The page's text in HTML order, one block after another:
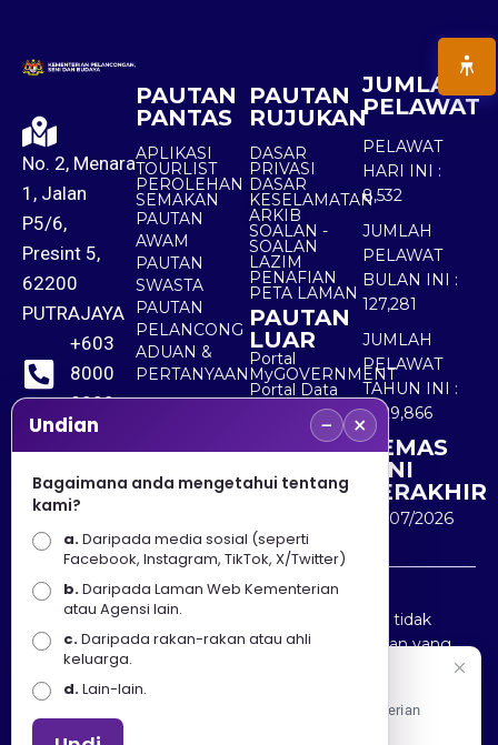
No. 2, Menara
1, Jalan
P5/6,
Presint 5,
62200
PUTRAJAYA
+603
8000
8000
+603
8891
7100
PAUTAN
PANTAS
APLIKASI
TOURLIST
PEROLEHAN
SEMAKAN
PAUTAN
AWAM
PAUTAN
SWASTA
PAUTAN
PELANCONG
ADUAN &
PERTANYAAN
PAUTAN
RUJUKAN
DASAR
PRIVASI
DASAR
KESELAMATAN
ARKIB
SOALAN -
SOALAN
LAZIM
PENAFIAN
PETA LAMAN
PAUTAN
LUAR
Portal
MyGOVERNMENT
Portal Data
Terbuka
Sektor Awam
JUMLAH
PELAWAT
PELAWAT
HARI INI :
8,532
JUMLAH
PELAWAT
BULAN INI :
127,281
JUMLAH
PELAWAT
TAHUN INI :
5,529,866
KEMAS
KINI
TERAKHIR
30/07/2026
Penafian : Kerajaan Malaysia dan Kementerian
Pelancongan Seni dan Budaya (MOTAC) adalah tidak
bertanggungjawab atas kehilangan atau kerugian yang
disebabkan oleh penggunaan mana-mana maklumat
yang diperolehi dari portal ini.
Undian − ×
Bagaimana anda mengetahui tentang
kami?
a.Daripada media sosial (seperti
Facebook, Instagram, TikTok, X/Twitter)
b.Daripada Laman Web Kementerian
atau Agensi lain.
c.Daripada rakan-rakan atau ahli
keluarga.
d.Lain-lain.
Apa Khabar! Selamat datang ke Portal Rasmi Kementerian
Pelancongan, Seni dan Budaya